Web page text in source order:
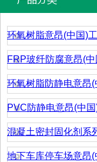
环氧树脂意昂(中国)
FRP玻纤防腐意昂(中
环氧树脂防静电意昂(
PVC防静电意昂(中国
混凝土密封固化剂系
地下车库停车场意昂(